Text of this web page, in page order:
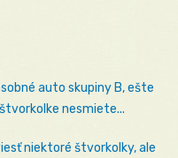
auto skupiny B, ešte
nesmiete...
niektoré štvorkolky, ale